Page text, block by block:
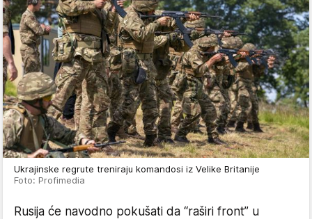
Ukrajinske regrute treniraju komandosi iz Velike Britanije
Foto: Profimedia
Rusija će navodno pokušati da “raširi front” u